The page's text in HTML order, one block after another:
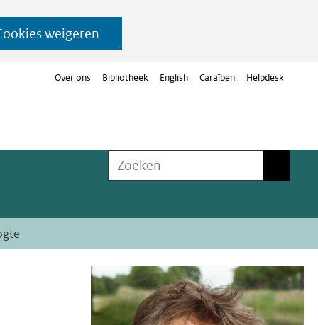
weigeren
Over ons Bibliotheek English Caraïben Helpdesk
Zoeken